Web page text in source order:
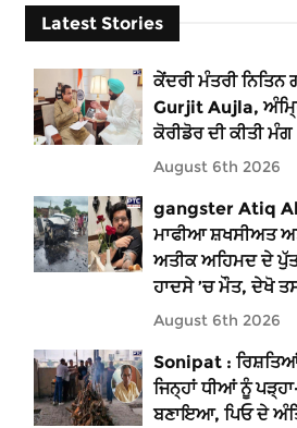
Latest Stories
ਕੇਂਦਰੀ ਮੰਤਰੀ ਨਿਤਿਨ
Gurjit Aujla,
ਕੋਰੀਡੋਰ ਦੀ ਕੀਤੀ ਮੰਗ
August 6th 2026
gangster Atiq
ਮਾਫੀਆ ਸ਼ਖਸੀਅਤ
ਅਤੀਕ ਅਹਿਮਦ ਦੇ
ਹਾਦਸੇ ’ਚ ਮੌਤ, ਦੇਖੋ
August 6th 2026
Sonipat :
ਜਿਨ੍ਹਾਂ ਧੀਆਂ ਨੂੰ
ਬਣਾਇਆ, ਪਿਓ ਦੇ